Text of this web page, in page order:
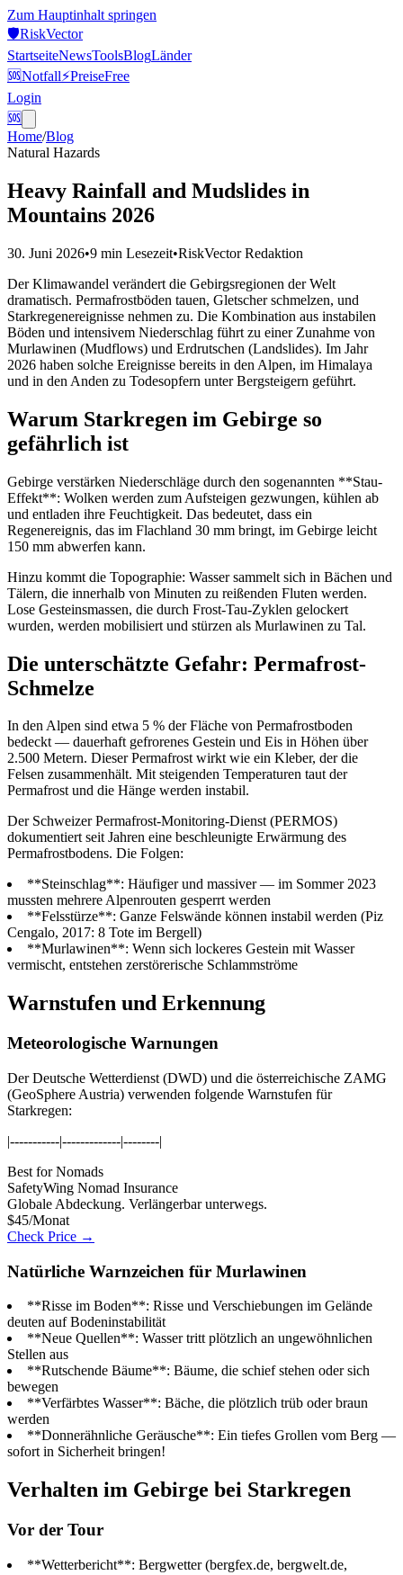
Zum Hauptinhalt springen
🛡️RiskVector
StartseiteNewsToolsBlogLänder
🆘Notfall⚡PreiseFree
Login
🆘
Home/Blog
Natural Hazards
Heavy Rainfall and Mudslides in
Mountains 2026
30. Juni 2026•9 min Lesezeit•RiskVector Redaktion
Der Klimawandel verändert die Gebirgsregionen der Welt
dramatisch. Permafrostböden tauen, Gletscher schmelzen, und
Starkregenereignisse nehmen zu. Die Kombination aus instabilen
Böden und intensivem Niederschlag führt zu einer Zunahme von
Murlawinen (Mudflows) und Erdrutschen (Landslides). Im Jahr
2026 haben solche Ereignisse bereits in den Alpen, im Himalaya
und in den Anden zu Todesopfern unter Bergsteigern geführt.
Warum Starkregen im Gebirge so
gefährlich ist
Gebirge verstärken Niederschläge durch den sogenannten **Stau-
Effekt**: Wolken werden zum Aufsteigen gezwungen, kühlen ab
und entladen ihre Feuchtigkeit. Das bedeutet, dass ein
Regenereignis, das im Flachland 30 mm bringt, im Gebirge leicht
150 mm abwerfen kann.
Hinzu kommt die Topographie: Wasser sammelt sich in Bächen und
Tälern, die innerhalb von Minuten zu reißenden Fluten werden.
Lose Gesteinsmassen, die durch Frost-Tau-Zyklen gelockert
wurden, werden mobilisiert und stürzen als Murlawinen zu Tal.
Die unterschätzte Gefahr: Permafrost-
Schmelze
In den Alpen sind etwa 5 % der Fläche von Permafrostboden
bedeckt — dauerhaft gefrorenes Gestein und Eis in Höhen über
2.500 Metern. Dieser Permafrost wirkt wie ein Kleber, der die
Felsen zusammenhält. Mit steigenden Temperaturen taut der
Permafrost und die Hänge werden instabil.
Der Schweizer Permafrost-Monitoring-Dienst (PERMOS)
dokumentiert seit Jahren eine beschleunigte Erwärmung des
Permafrostbodens. Die Folgen:
**Steinschlag**: Häufiger und massiver — im Sommer 2023
mussten mehrere Alpenrouten gesperrt werden
**Felsstürze**: Ganze Felswände können instabil werden (Piz
Cengalo, 2017: 8 Tote im Bergell)
**Murlawinen**: Wenn sich lockeres Gestein mit Wasser
vermischt, entstehen zerstörerische Schlammströme
Warnstufen und Erkennung
Meteorologische Warnungen
Der Deutsche Wetterdienst (DWD) und die österreichische ZAMG
(GeoSphere Austria) verwenden folgende Warnstufen für
Starkregen:
|-----------|-------------|--------|
Best for Nomads
SafetyWing Nomad Insurance
Globale Abdeckung. Verlängerbar unterwegs.
$45/Monat
Check Price →
Natürliche Warnzeichen für Murlawinen
**Risse im Boden**: Risse und Verschiebungen im Gelände
deuten auf Bodeninstabilität
**Neue Quellen**: Wasser tritt plötzlich an ungewöhnlichen
Stellen aus
**Rutschende Bäume**: Bäume, die schief stehen oder sich
bewegen
**Verfärbtes Wasser**: Bäche, die plötzlich trüb oder braun
werden
**Donnerähnliche Geräusche**: Ein tiefes Grollen vom Berg —
sofort in Sicherheit bringen!
Verhalten im Gebirge bei Starkregen
Vor der Tour
**Wetterbericht**: Bergwetter (bergfex.de, bergwelt.de,